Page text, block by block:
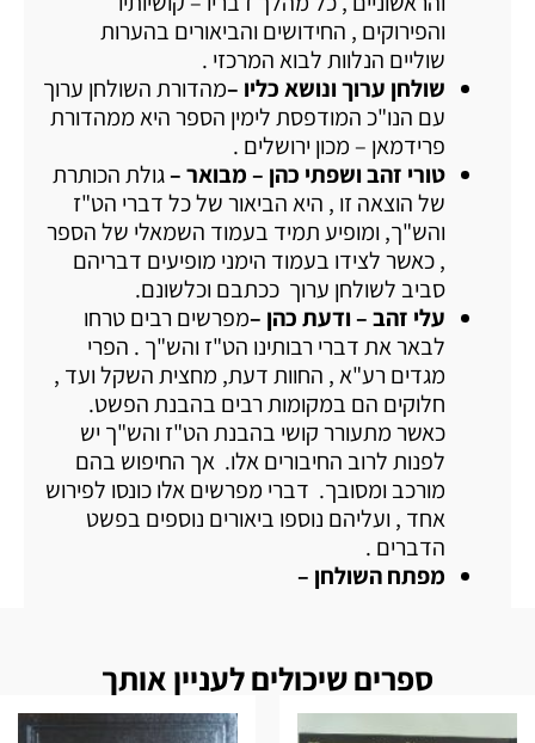
והפירוקים , החידושים והביאורים בהערות
שוליים הנלוות לבוא המרכזי .
שולחן ערוך ונושא כליו –מהדורת השולחן ערוך
עם הנו"כ המודפסת לימין הספר היא ממהדורת
פרידמאן – מכון ירושלים .
טורי זהב ושפתי כהן – מבואר –גולת הכותרת
של הוצאה זו , היא הביאור של כל דברי הט"ז
והש"ך, ומופיע תמיד בעמוד השמאלי של הספר
, כאשר לצידו בעמוד הימני מופיעים דבריהם
סביב לשולחן ערוך ככתבם וכלשונם.
עלי זהב – ודעת כהן –מפרשים רבים טרחו
לבאר את דברי רבותינו הט"ז והש"ך . הפרי
מגדים רע"א , החוות דעת, מחצית השקל ועד ,
חלוקים הם במקומות רבים בהבנת הפשט.
כאשר מתעורר קושי בהבנת הט"ז והש"ך יש
לפנות לרוב החיבורים אלו. אך החיפוש בהם
מורכב ומסובך. דברי מפרשים אלו כונסו לפירוש
אחד , ועליהם נוספו ביאורים נוספים בפשט
הדברים .
מפתח השולחן –
ספרים שיכולים לעניין אותך